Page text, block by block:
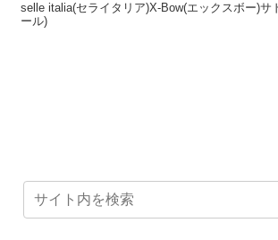
selle italia(セライタリア)X-Bow(エックスボー)サ
ール)